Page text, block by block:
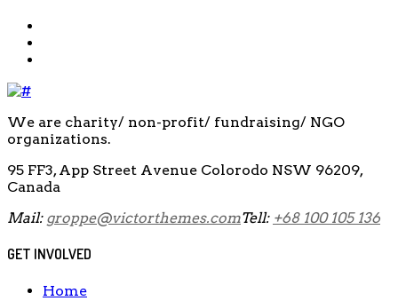
We are charity/ non-profit/ fundraising/ NGO
organizations.
95 FF3, App Street Avenue Colorodo NSW 96209,
Canada
Mail: groppe@victorthemes.comTell: +68 100 105 136
GET INVOLVED
Home